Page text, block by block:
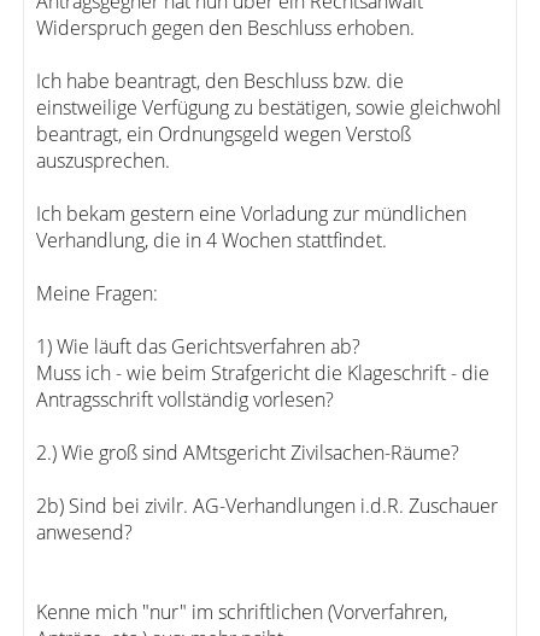
Widerspruch gegen den Beschluss erhoben.
Ich habe beantragt, den Beschluss bzw. die
einstweilige Verfügung zu bestätigen, sowie gleichwohl
beantragt, ein Ordnungsgeld wegen Verstoß
auszusprechen.
Ich bekam gestern eine Vorladung zur mündlichen
Verhandlung, die in 4 Wochen stattfindet.
Meine Fragen:
1) Wie läuft das Gerichtsverfahren ab?
Muss ich - wie beim Strafgericht die Klageschrift - die
Antragsschrift vollständig vorlesen?
2.) Wie groß sind AMtsgericht Zivilsachen-Räume?
2b) Sind bei zivilr. AG-Verhandlungen i.d.R. Zuschauer
anwesend?
Kenne mich "nur" im schriftlichen (Vorverfahren,